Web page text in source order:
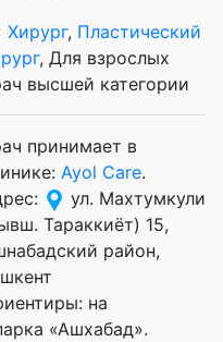
Хирург, Пластический
, Для взрослых
высшей категории
принимает в
Ayol Care.
ул. Махтумкули
Тараккиёт) 15,
район,
на
«Ашхабад».